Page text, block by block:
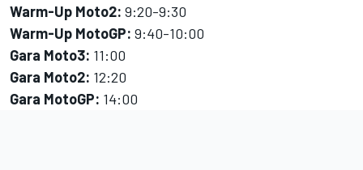
Warm-Up Moto2: 9:20-9:30
Warm-Up MotoGP: 9:40-10:00
Gara Moto3: 11:00
Gara Moto2: 12:20
Gara MotoGP: 14:00